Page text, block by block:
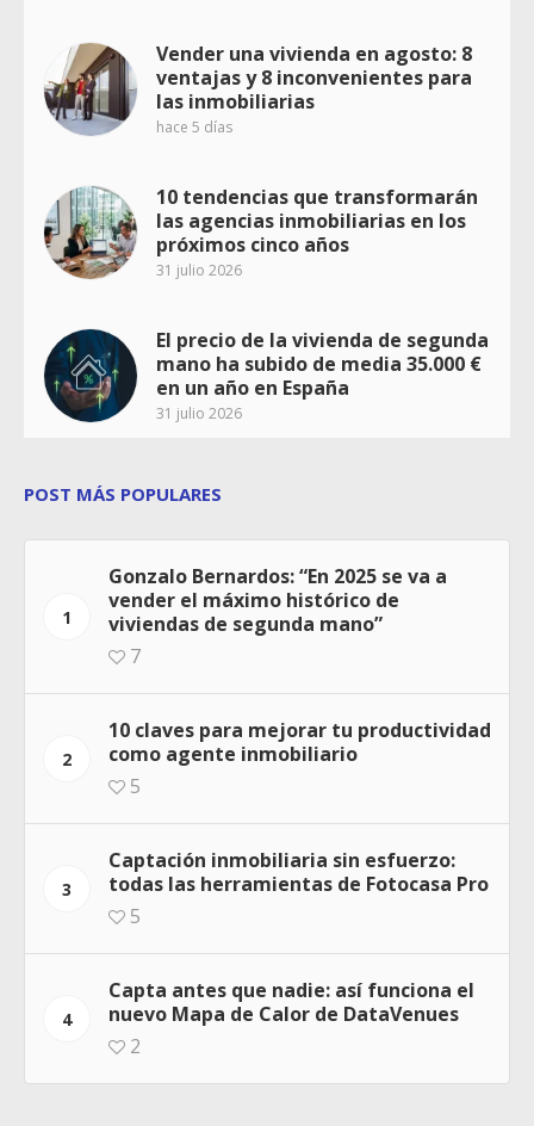
Vender una vivienda en agosto: 8
ventajas y 8 inconvenientes para
las inmobiliarias
hace 5 días
10 tendencias que transformarán
las agencias inmobiliarias en los
próximos cinco años
31 julio 2026
El precio de la vivienda de segunda
mano ha subido de media 35.000 €
en un año en España
31 julio 2026
POST MÁS POPULARES
1
Gonzalo Bernardos: “En 2025 se va a
vender el máximo histórico de
viviendas de segunda mano”
7
2
10 claves para mejorar tu productividad
como agente inmobiliario
5
3
Captación inmobiliaria sin esfuerzo:
todas las herramientas de Fotocasa Pro
5
4
Capta antes que nadie: así funciona el
nuevo Mapa de Calor de DataVenues
2